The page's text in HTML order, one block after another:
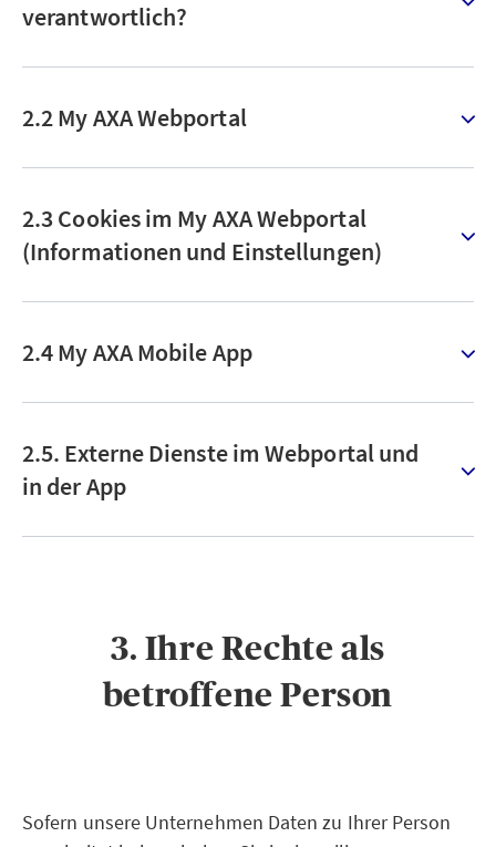
verantwortlich?
2.2 My AXA Webportal
2.3 Cookies im My AXA Webportal
(Informationen und Einstellungen)
2.4 My AXA Mobile App
2.5. Externe Dienste im Webportal und
in der App
3. Ihre Rechte als
betroffene Person
Sofern unsere Unternehmen Daten zu Ihrer Person